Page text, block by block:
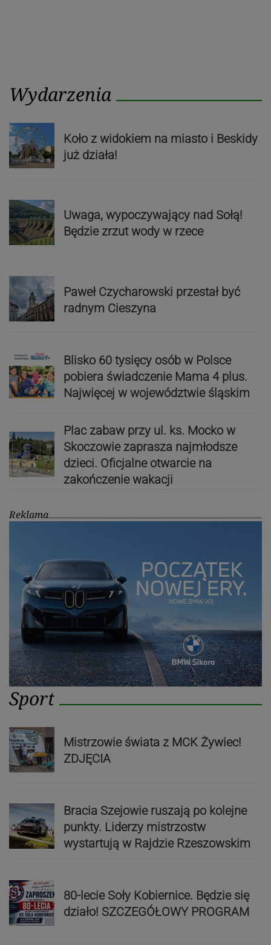
Wydarzenia
Koło z widokiem na miasto i Beskidy
już działa!
Uwaga, wypoczywający nad Sołą!
Będzie zrzut wody w rzece
Paweł Czycharowski przestał być
radnym Cieszyna
Blisko 60 tysięcy osób w Polsce
pobiera świadczenie Mama 4 plus.
Najwięcej w województwie śląskim
Plac zabaw przy ul. ks. Mocko w
Skoczowie zaprasza najmłodsze
dzieci. Oficjalne otwarcie na
zakończenie wakacji
Reklama
Sport
Mistrzowie świata z MCK Żywiec!
ZDJĘCIA
Bracia Szejowie ruszają po kolejne
punkty. Liderzy mistrzostw
wystartują w Rajdzie Rzeszowskim
80-lecie Soły Kobiernice. Będzie się
działo! SZCZEGÓŁOWY PROGRAM